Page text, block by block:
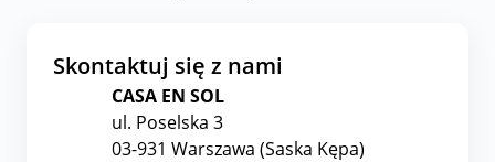
Skontaktuj się z nami
CASA EN SOL
ul. Poselska 3
03-931 Warszawa (Saska Kępa)